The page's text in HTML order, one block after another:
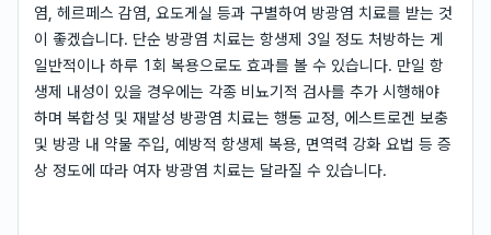
염, 헤르페스 감염, 요도게실 등과 구별하여 방광염 치료를 받는 것
이 좋겠습니다. 단순 방광염 치료는 항생제 3일 정도 처방하는 게
일반적이나 하루 1회 복용으로도 효과를 볼 수 있습니다. 만일 항
생제 내성이 있을 경우에는 각종 비뇨기적 검사를 추가 시행해야
하며 복합성 및 재발성 방광염 치료는 행동 교정, 에스트로겐 보충
및 방광 내 약물 주입, 예방적 항생제 복용, 면역력 강화 요법 등 증
상 정도에 따라 여자 방광염 치료는 달라질 수 있습니다.